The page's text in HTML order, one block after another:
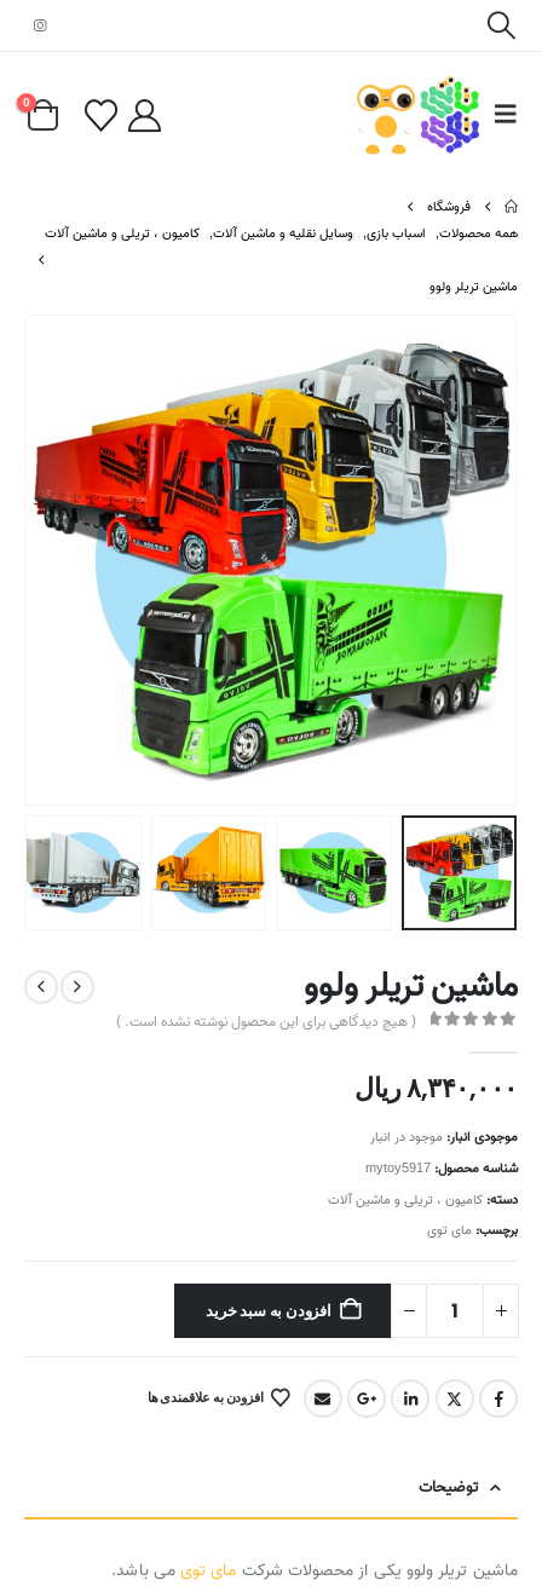
0
فروشگاه
همه محصولات, اسباب بازی, وسایل نقلیه و ماشین آلات, کامیون ، تریلی و ماشین آلات
ماشین تریلر ولوو
ماشین تریلر ولوو
( هیچ دیدگاهی برای این محصول نوشته نشده است. )
۸,۳۴۰,۰۰۰ریال
موجودی انبار: موجود در انبار
شناسه محصول: mytoy5917
دسته: کامیون ، تریلی و ماشین آلات
برچسب: مای توی
افزودن به سبد خرید
افزودن به علاقمندی ها
توضیحات
ماشین تریلر ولوو یکی از محصولات شرکت مای تویمی باشد.